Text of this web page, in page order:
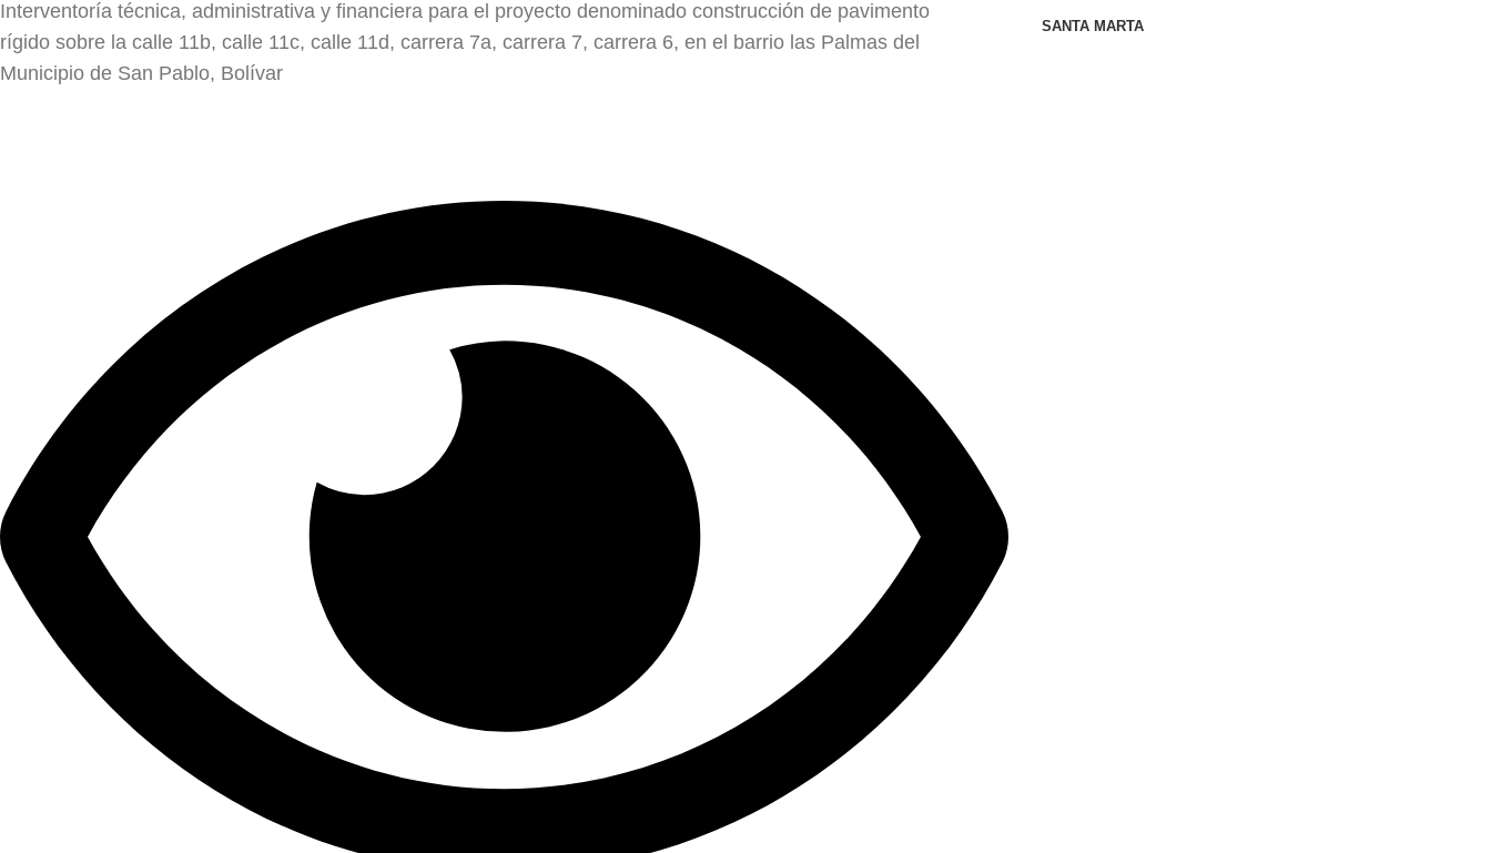
Interventoría técnica, administrativa y financiera para el proyecto denominado construcción de pavimento
rígido sobre la calle 11b, calle 11c, calle 11d, carrera 7a, carrera 7, carrera 6, en el barrio las Palmas del
Municipio de San Pablo, Bolívar
SANTA MARTA